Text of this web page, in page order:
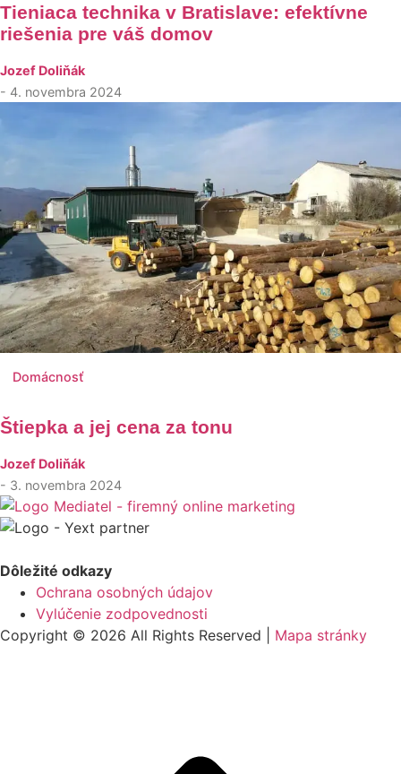
Tieniaca technika v Bratislave: efektívne
riešenia pre váš domov
Jozef Doliňák
- 4. novembra 2024
Domácnosť
Štiepka a jej cena za tonu
Jozef Doliňák
- 3. novembra 2024
Dôležité odkazy
Ochrana osobných údajov
Vylúčenie zodpovednosti
Copyright © 2026 All Rights Reserved | Mapa stránky